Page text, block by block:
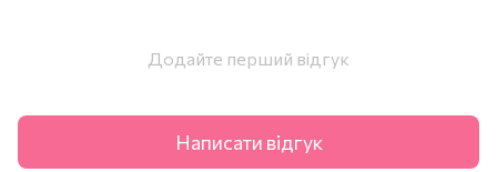
Додайте перший відгук
Написати відгук